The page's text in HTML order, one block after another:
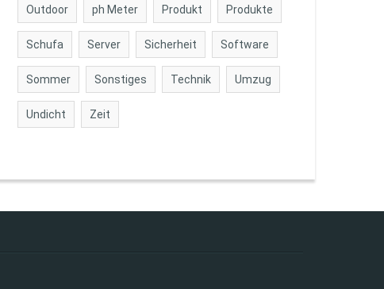
Outdoor ph Meter Produkt Produkte
Schufa Server Sicherheit Software
Sommer Sonstiges Technik Umzug
Undicht Zeit